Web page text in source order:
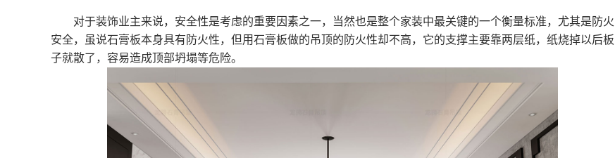
对于装饰业主来说，安全性是考虑的重要因素之一，当然也是整个家装中最关键的一个衡量标准，尤其是防火
安全，虽说石膏板本身具有防火性，但用石膏板做的吊顶的防火性却不高，它的支撑主要靠两层纸，纸烧掉以后板
子就散了，容易造成顶部坍塌等危险。